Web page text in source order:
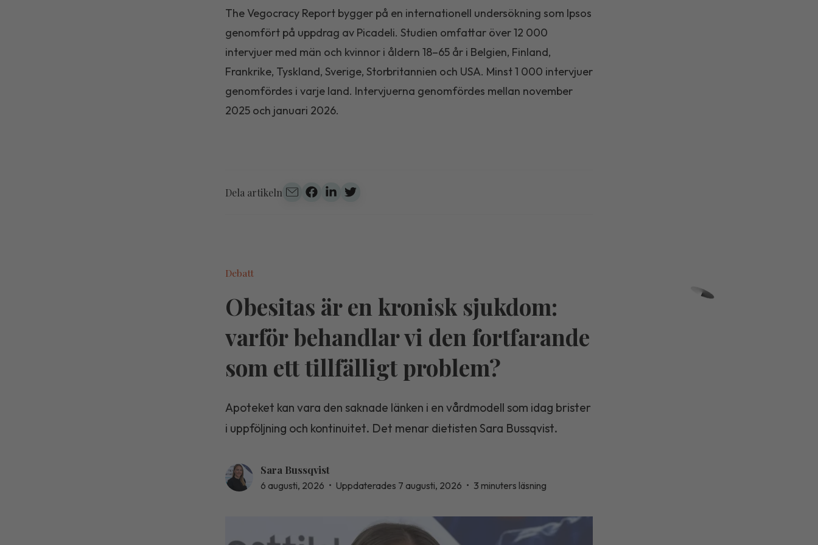
The Vegocracy Report bygger på en internationell undersökning som Ipsos
genomfört på uppdrag av Picadeli. Studien omfattar över 12 000
intervjuer med män och kvinnor i åldern 18–65 år i Belgien, Finland,
Frankrike, Tyskland, Sverige, Storbritannien och USA. Minst 1 000 intervjuer
genomfördes i varje land. Intervjuerna genomfördes mellan november
2025 och januari 2026.
Dela artikeln
Debatt
Obesitas är en kronisk sjukdom:
varför behandlar vi den fortfarande
som ett tillfälligt problem?
Apoteket kan vara den saknade länken i en vårdmodell som idag brister
i uppföljning och kontinuitet. Det menar dietisten Sara Bussqvist.
Sara Bussqvist
6 augusti, 2026 • Uppdaterades 7 augusti, 2026 • 3 minuters läsning